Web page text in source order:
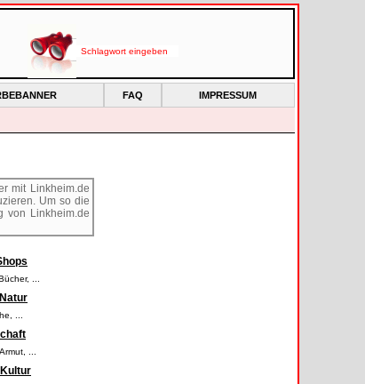
FAQ IMPRESSUM
mit Linkheim.de
Um so die
von Linkheim.de
,
Armut